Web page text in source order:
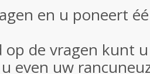
en u poneert
op de vragen kunt
even uw